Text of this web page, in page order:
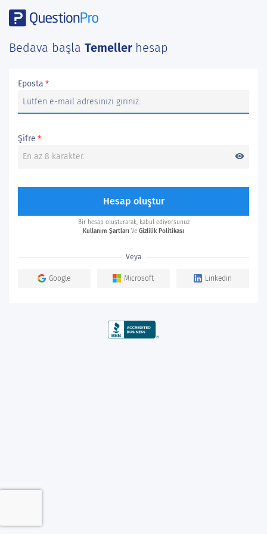
Bedava başla Temeller hesap
Eposta *
Şifre *
visibility
Hesap oluştur
Bir hesap oluşturarak, kabul ediyorsunuz
Kullanım Şartları Ve Gizlilik Politikası
Veya
Google Microsoft Linkedin